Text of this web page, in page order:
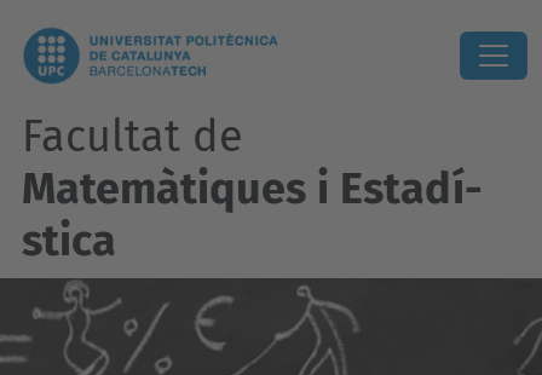
Facultat de
Matemàtiques i Estadí­
stica